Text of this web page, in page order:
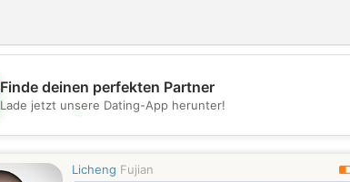
💖
Finde deinen perfekten Partner
Lade jetzt unsere Dating-App herunter!
Licheng Fujian